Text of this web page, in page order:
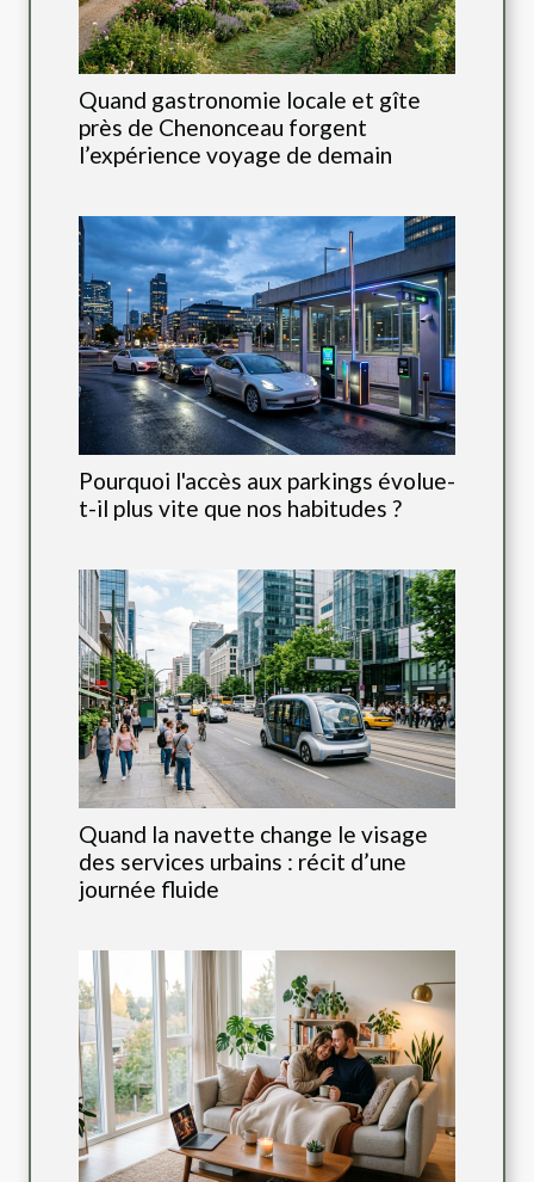
Quand gastronomie locale et gîte
près de Chenonceau forgent
l’expérience voyage de demain
Pourquoi l'accès aux parkings évolue-
t-il plus vite que nos habitudes ?
Quand la navette change le visage
des services urbains : récit d’une
journée fluide